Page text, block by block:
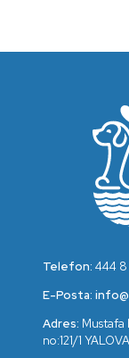
Telefon: 444 8
E-Posta:
Adres: Mustafa
no:121/1